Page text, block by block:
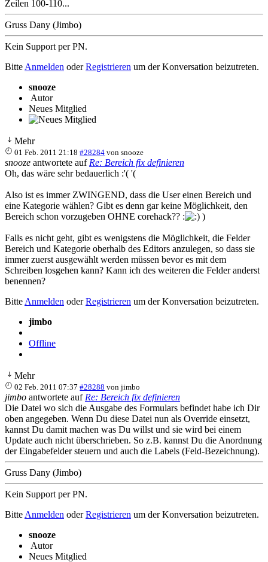
Zeilen 100-110...
Gruss Dany (Jimbo)
Kein Support per PN.
Bitte Anmelden oderRegistrieren um der Konversation beizutreten.
snooze
Autor
Neues Mitglied
Mehr
01 Feb. 2011 21:18 #28284 vonsnooze
snooze antwortete auf Re: Bereich fix definieren
Oh, das wäre sehr bedauerlich :'( '(
Also ist es immer ZWINGEND, dass die User einen Bereich und
eine Kategorie wählen? Gibt es denn gar keine Möglichkeit, den
Bereich schon vorzugeben OHNE corehack?? :
)
Falls es nicht geht, gibt es wenigstens die Möglichkeit, die Felder
Bereich und Kategorie oberhalb des Editors anzulegen, so dass sie
immer zuerst ausgewählt werden müssen bevor es mit dem
Schreiben losgehen kann? Kann ich des weiteren die Felder anderst
benennen?
Bitte Anmelden oderRegistrieren um der Konversation beizutreten.
jimbo
Offline
Mehr
02 Feb. 2011 07:37 #28288 vonjimbo
jimbo antwortete auf Re: Bereich fix definieren
Die Datei wo sich die Ausgabe des Formulars befindet habe ich Dir
oben angegeben. Wenn Du diese Datei nun als Override einsetzt,
kannst Du damit machen was Du willst und sie wird bei einem
Update auch nicht überschrieben. So z.B. kannst Du die Anordnung
der Eingabefelder steuern und auch die Labels (Feld-Bezeichnung).
Gruss Dany (Jimbo)
Kein Support per PN.
Bitte Anmelden oderRegistrieren um der Konversation beizutreten.
snooze
Autor
Neues Mitglied